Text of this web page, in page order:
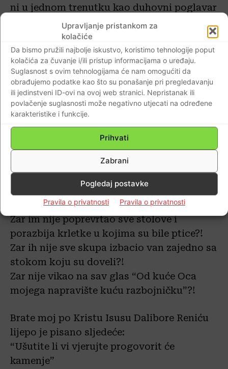
Upravljanje pristankom za
kolačiće
Da bismo pružili najbolje iskustvo, koristimo tehnologije poput
kolačića za čuvanje i/ili pristup informacijama o uređaju.
Suglasnost s ovim tehnologijama će nam omogućiti da
obrađujemo podatke kao što su ponašanje pri pregledavanju
ili jedinstveni ID-ovi na ovoj web stranici. Nepristanak ili
povlačenje suglasnosti može negativno utjecati na određene
karakteristike i funkcije.
Prihvati
Zabrani
Pogledaj postavke
Pravila o privatnosti Pravila o privatnosti
ni u jednom trenutku kao duhovni poglavar
nisi pogledao na svoje stado, na svoju
braću i sestre po Isusu Kristu te im uputio
riječ utjehe a našoj Presjednici riječ
opomene ne da ju oblatiš već ispraviš i
vratiš na Kristov put sa kojeg je definitivno
skrenula svojim izjavama?!
Upitat ću te brate moj Dalibore Reniću
kako je Isus Krist reagirao kada je ušao u
kuću Oca svojega te zatekao trgovce da u
njoj prodaju stoku?
Zar nije pokazao prema trgovcima svu
srdžbu, bijes i gnjev?!
Zar im nije poprevrtao sve stolove i
porazbija krletke u kojima su bile ptice?!
Zar ih nije sve skupa izbacio van zajedno sa
stokom koju su doveli?!
Zar nije vikao na sav glas “Od kuće Oca
mojega napravište kuću razbojničku”?!
Brate moj po Kristu Isusu Dalibore Reniću
lijepo je pisano sljedeće:
“Ušutite li vi vjerujte progovorit će
kamenje”